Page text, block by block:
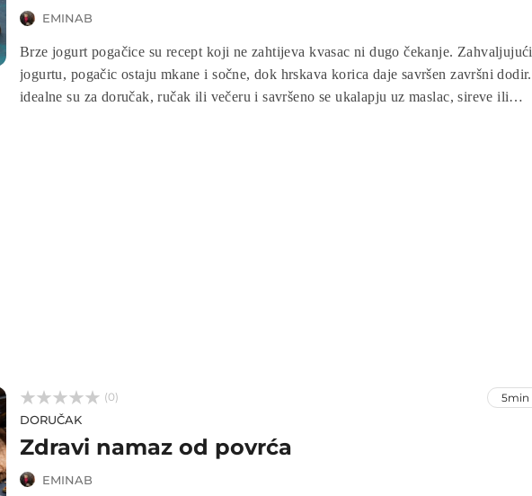
EMINAB
Brze jogurt pogačice su recept koji ne zahtijeva kvasac ni dugo čekanje. Zahvaljujući
jogurtu, pogačic ostaju mkane i sočne, dok hrskava korica daje savršen završni dodir.
idealne su za doručak, ručak ili večeru i savršeno se ukalapju uz maslac, sireve ili


 (0) 5min
DORUČAK
Zdravi namaz od povrća
EMINAB